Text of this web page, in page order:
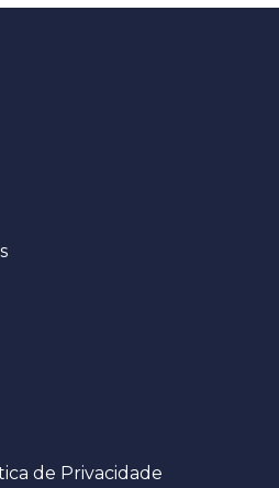
de Privacidade